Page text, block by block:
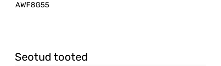
AWF8G55
Seotud tooted